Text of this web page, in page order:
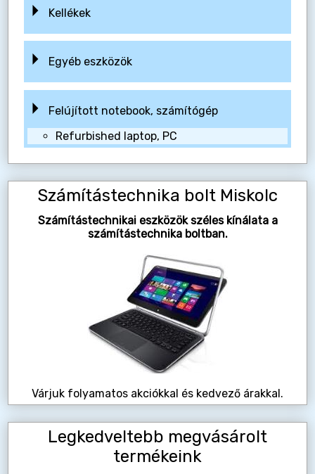
Kellékek
Egyéb eszközök
Felújított notebook, számítógép
Refurbished laptop, PC
Számítástechnika bolt Miskolc
Számítástechnikai eszközök széles kínálata a
számítástechnika boltban.
Várjuk folyamatos akciókkal és kedvező árakkal.
Legkedveltebb megvásárolt
termékeink